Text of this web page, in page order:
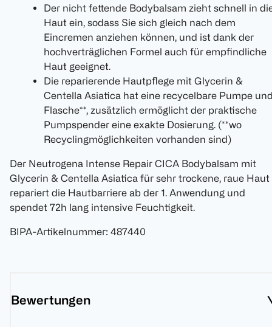
Der nicht fettende Bodybalsam zieht schnell in
Haut ein, sodass Sie sich gleich nach dem
Eincremen anziehen können, und ist dank der
hochverträglichen Formel auch für empfindliche
Haut geeignet.
Die reparierende Hautpflege mit Glycerin &
Centella Asiatica hat eine recycelbare Pumpe
Flasche**, zusätzlich ermöglicht der praktische
Pumpspender eine exakte Dosierung. (**wo
Recyclingmöglichkeiten vorhanden sind)
Der Neutrogena Intense Repair CICA Bodybalsam mit
Glycerin & Centella Asiatica für sehr trockene, raue Haut
repariert die Hautbarriere ab der 1. Anwendung und
spendet 72h lang intensive Feuchtigkeit.
BIPA-Artikelnummer: 487440
Bewertungen